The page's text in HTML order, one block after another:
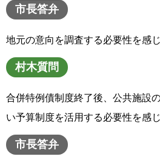
市長答弁
地元の意向を調査する必要性を感じ
村木質問
合併特例債制度終了後、公共施設
い予算制度を活用する必要性を感
市長答弁